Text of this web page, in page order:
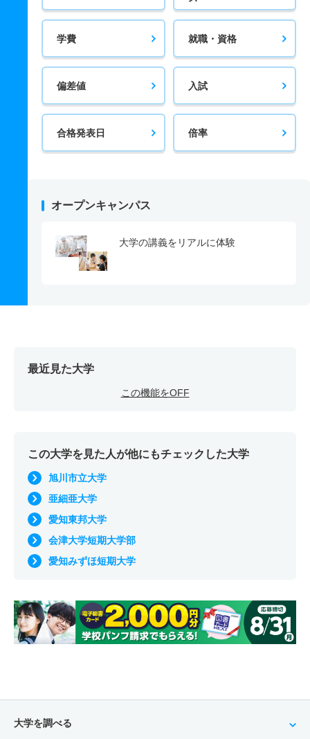
学費 就職・資格
偏差値 入試
合格発表日 倍率
オープンキャンパス
大学の講義をリアルに体験
最近見た大学
この機能をOFF
この大学を見た人が他にもチェックした大学
旭川市立大学
亜細亜大学
愛知東邦大学
会津大学短期大学部
愛知みずほ短期大学
大学を調べる